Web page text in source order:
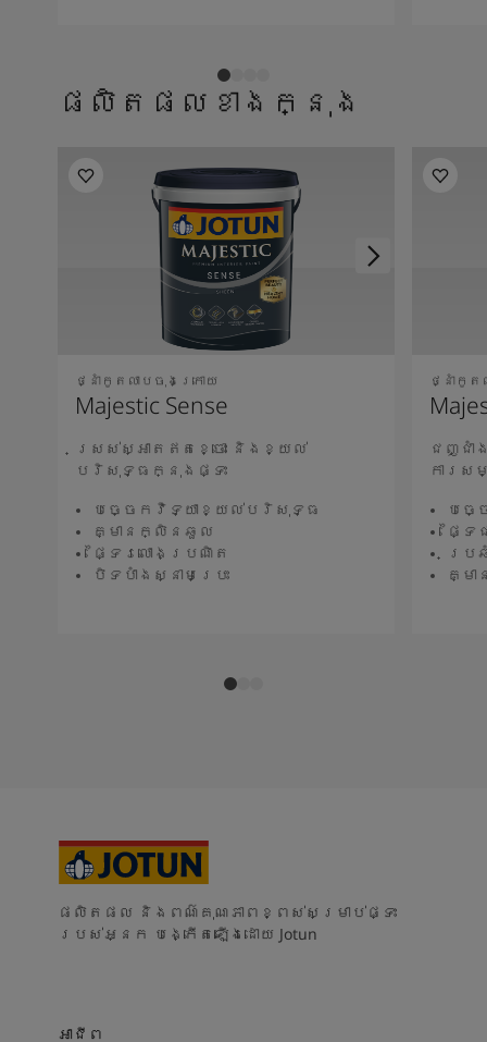
ផលិតផលខាងក្នុង
ថ្នាំកូតលាបចុងក្រោយ
Majestic Sense
ស្រស់ស្អាតឥតខ្ចោះ និងខ្យល់
បរិសុទ្ធក្នុងផ្ទះ
បច្ចេកវិទ្យាខ្យល់បរិសុទ្ធ
គ្មានក្លិនឆួល
ផ្ទៃរលោងប្រណិត
បិទបាំងស្នាមប្រេះ
ថ្នាំកូត
ជញ្ជាំ
ការស
បច្
ផ្ទ
ប្រ
គ្ម
ផលិតផល និងពណ៌គុណភាពខ្ពស់សម្រាប់ផ្ទះ
របស់អ្នក បង្កើតឡើងដោយ Jotun
អាជីព